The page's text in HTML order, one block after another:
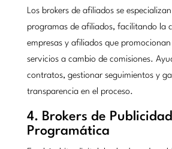
Los brokers de afiliados se
programas de afiliados, facilitando la
empresas y afiliados que
servicios a cambio de comisiones.
contratos, gestionar seguimientos y
transparencia en el proceso.
4. Brokers de Publicidad
Programática